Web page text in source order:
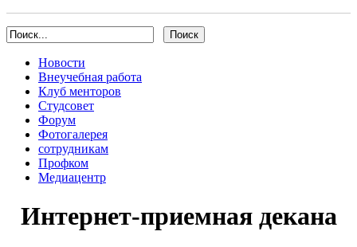
Новости
Внеучебная работа
Клуб менторов
Студсовет
Форум
Фотогалерея
сотрудникам
Профком
Медиацентр
Интернет-приемная декана